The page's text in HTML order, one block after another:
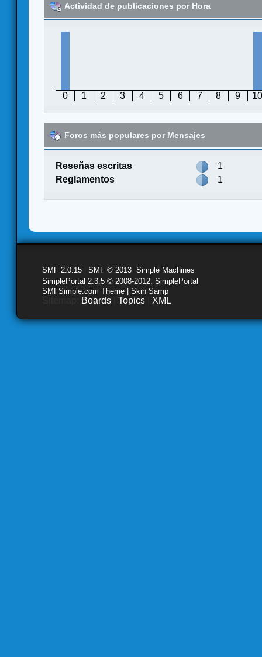
Actividad de publicaciones por Hora
0 1 2 3 4 5 6 7 8 9 10
Foros más populares por Mensajes
Reseñas escritas
1
Reglamentos
1
SMF 2.0.15 SMF © 2013 Simple Machines
SimplePortal 2.3.5 © 2008-2012, SimplePortal
SMFSimple.com Theme | Skin Samp
Boards Topics XML